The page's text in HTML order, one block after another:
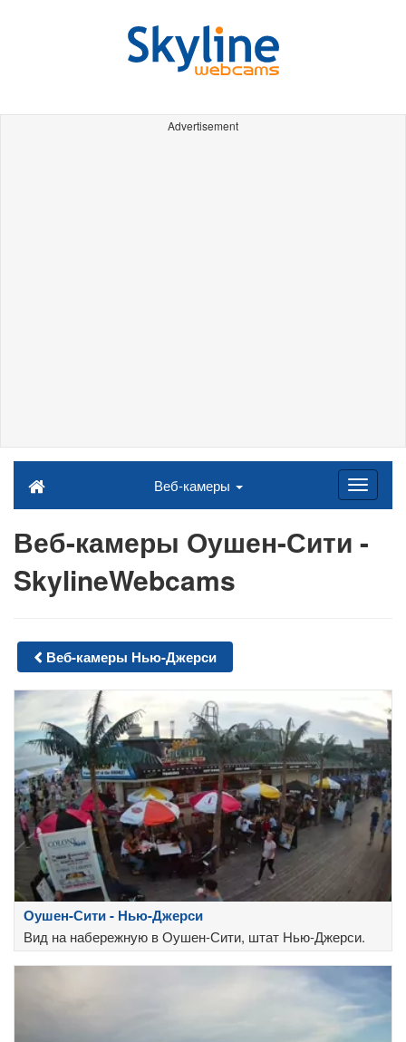
Advertisement
Веб-камеры
Веб-камеры Оушен-Сити -
SkylineWebcams
Веб-камеры Нью-Джерси
Оушен-Сити - Нью-Джерси
Вид на набережную в Оушен-Сити, штат Нью-Джерси.